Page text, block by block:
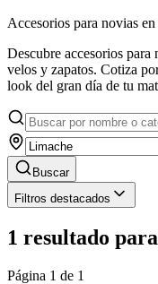
Accesorios para novias
Descubre accesorios
velos y zapatos. Cotiza
look del gran día de tu
Buscar
Filtros destacados
1 resultado para
Página 1 de 1